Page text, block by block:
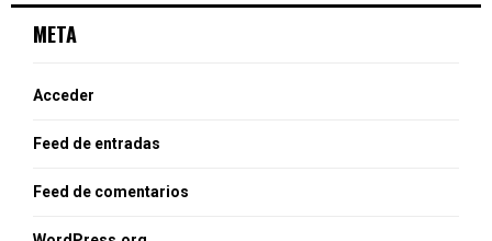
META
Acceder
Feed de entradas
Feed de comentarios